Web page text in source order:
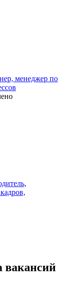
менеджер по
вакансий